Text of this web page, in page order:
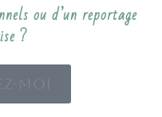
ou d’un reportage
?
moi